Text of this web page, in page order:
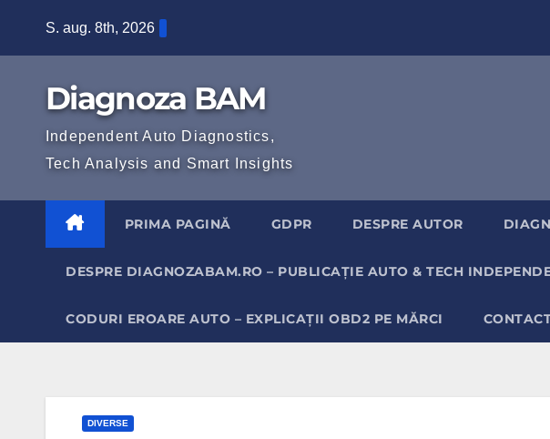
S. aug. 8th, 2026
Diagnoza BAM
Independent Auto Diagnostics,
Tech Analysis and Smart Insights
PRIMA PAGINĂ GDPR DESPRE AUTOR
DESPRE DIAGNOZABAM.RO – PUBLICAȚIE AUTO & TECH
CODURI EROARE AUTO – EXPLICAȚII OBD2 PE MĂRCI
DIVERSE